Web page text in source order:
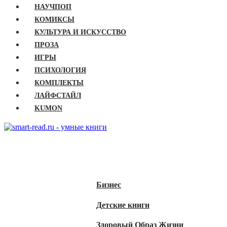
НАУЧПОП
КОМИКСЫ
КУЛЬТУРА И ИСКУССТВО
ПРОЗА
ИГРЫ
ПСИХОЛОГИЯ
КОМПЛЕКТЫ
ЛАЙФСТАЙЛ
KUMON
Бизнес
Детские книги
Здоровый Образ Жизни